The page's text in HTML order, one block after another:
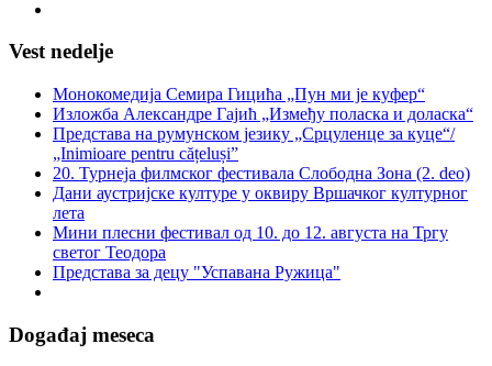
Vest nedelje
Монокомедија Семира Гицића „Пун ми је куфер“
Изложба Александре Гајић „Између поласка и доласка“
Представа на румунском језику „Срцуленце за куце“/
„Inimioare pentru cățeluși”
20. Турнеја филмског фестивала Слободна Зона (2. deo)
Дани аустријске културе у оквиру Вршачког културног
лета
Мини плесни фестивал од 10. до 12. августа на Тргу
светог Теодора
Представа за децу "Успавана Ружица"
Događaj meseca